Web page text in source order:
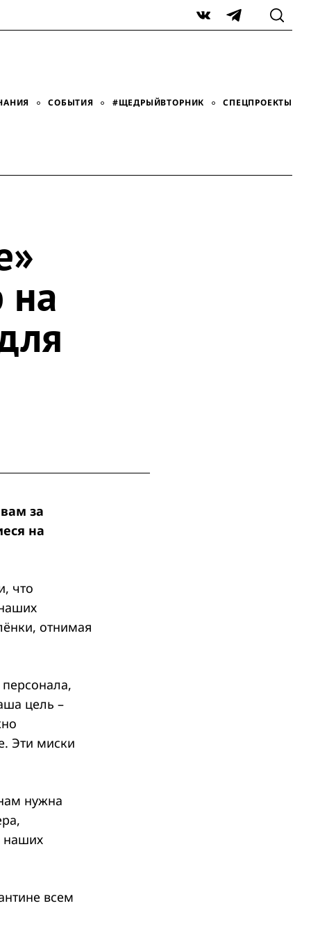
VK Telegram
СОБЫТИЯ #ЩЕДРЫЙВТОРНИК СПЕЦПРОЕКТЫ
на
за
на
что
отнимая
цель –
Эти миски
нужна
наших
всем